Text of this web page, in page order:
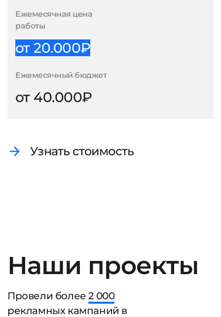
Ежемесячная цена
работы
от 20.000₽
Ежемесячный бюджет
от 40.000₽
Узнать стоимость
Наши проекты
Провели более2 000
рекламных кампаний в